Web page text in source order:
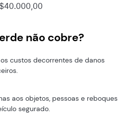
não cobre?
custos decorrentes de danos
aos objetos, pessoas e reboques
segurado.